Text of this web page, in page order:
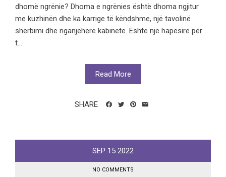
dhomë ngrënie? Dhoma e ngrënies është dhoma ngjitur
me kuzhinën dhe ka karrige të këndshme, një tavolinë
shërbimi dhe nganjëherë kabinete. Është një hapësirë ​​për
t...
Read More
SHARE
SEP 15 2022
NO COMMENTS